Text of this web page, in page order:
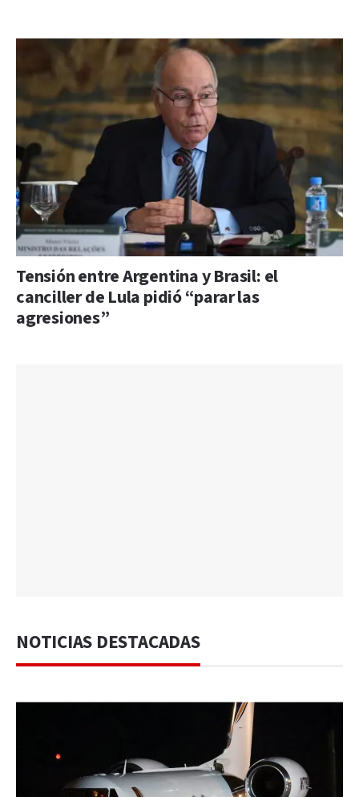
Tensión entre Argentina y Brasil: el
canciller de Lula pidió “parar las
agresiones”
NOTICIAS DESTACADAS